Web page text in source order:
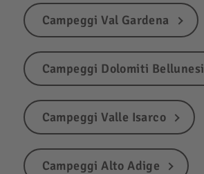
Campeggi Val Gardena
Campeggi Dolomiti Bellunesi
Campeggi Valle Isarco
Campeggi Alto Adige